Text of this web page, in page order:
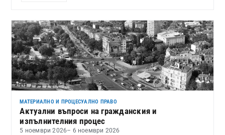
МАТЕРИАЛНО И ПРОЦЕСУАЛНО ПРАВО
Актуални въпроси на гражданския и
изпълнителния процес
5 ноември 2026– 6 ноември 2026